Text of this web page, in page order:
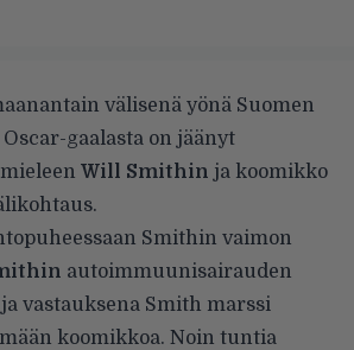
välisenä yönä Suomen
gaalasta on jäänyt
Will Smithin ja koomikko
.
Smithin vaimon
autoimmuunisairauden
vastauksena Smith marssi
koomikkoa. Noin tuntia